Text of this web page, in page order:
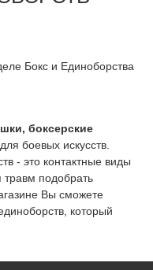
Бокс и Единоборства
боксерские
боевых искусств.
- это контактные виды
подобрать
Вы сможете
который